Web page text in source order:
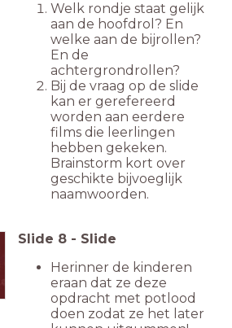
Welk rondje staat gelijk
aan de hoofdrol? En
welke aan de bijrollen?
En de
achtergrondrollen?
Bij de vraag op de slide
kan er gerefereerd
worden aan eerdere
films die leerlingen
hebben gekeken.
Brainstorm kort over
geschikte bijvoeglijk
naamwoorden.
Slide 8 - Slide
Herinner de kinderen
eraan dat ze deze
opdracht met potlood
doen zodat ze het later